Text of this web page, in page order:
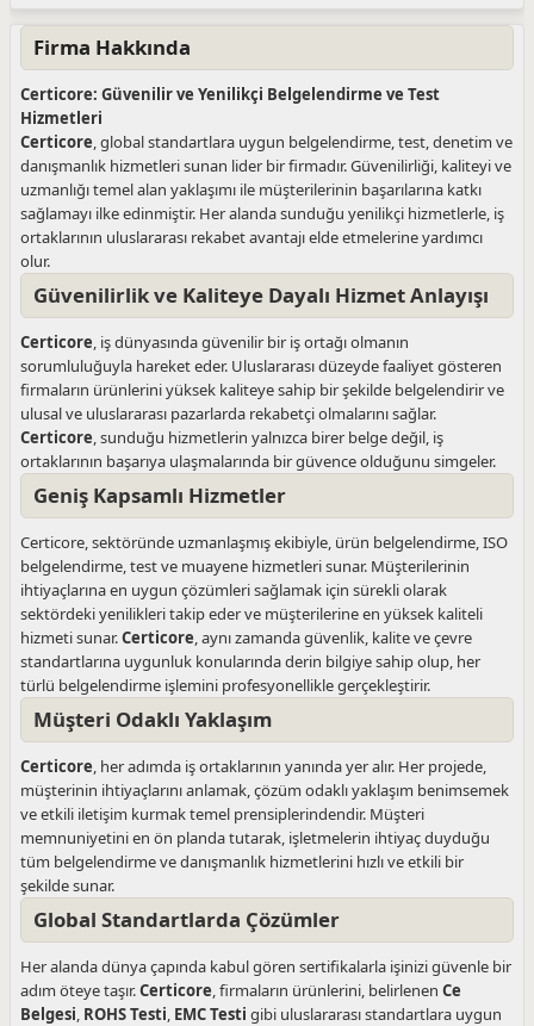
Firma Hakkında
Certicore: Güvenilir ve Yenilikçi Belgelendirme ve Test
Hizmetleri
Certicore, global standartlara uygun belgelendirme, test, denetim ve
danışmanlık hizmetleri sunan lider bir firmadır. Güvenilirliği, kaliteyi ve
uzmanlığı temel alan yaklaşımı ile müşterilerinin başarılarına katkı
sağlamayı ilke edinmiştir. Her alanda sunduğu yenilikçi hizmetlerle, iş
ortaklarının uluslararası rekabet avantajı elde etmelerine yardımcı
olur.
Güvenilirlik ve Kaliteye Dayalı Hizmet Anlayışı
Certicore, iş dünyasında güvenilir bir iş ortağı olmanın
sorumluluğuyla hareket eder. Uluslararası düzeyde faaliyet gösteren
firmaların ürünlerini yüksek kaliteye sahip bir şekilde belgelendirir ve
ulusal ve uluslararası pazarlarda rekabetçi olmalarını sağlar.
Certicore, sunduğu hizmetlerin yalnızca birer belge değil, iş
ortaklarının başarıya ulaşmalarında bir güvence olduğunu simgeler.
Geniş Kapsamlı Hizmetler
Certicore, sektöründe uzmanlaşmış ekibiyle, ürün belgelendirme, ISO
belgelendirme, test ve muayene hizmetleri sunar. Müşterilerinin
ihtiyaçlarına en uygun çözümleri sağlamak için sürekli olarak
sektördeki yenilikleri takip eder ve müşterilerine en yüksek kaliteli
hizmeti sunar.Certicore, aynı zamanda güvenlik, kalite ve çevre
standartlarına uygunluk konularında derin bilgiye sahip olup, her
türlü belgelendirme işlemini profesyonellikle gerçekleştirir.
Müşteri Odaklı Yaklaşım
Certicore, her adımda iş ortaklarının yanında yer alır. Her projede,
müşterinin ihtiyaçlarını anlamak, çözüm odaklı yaklaşım benimsemek
ve etkili iletişim kurmak temel prensiplerindendir. Müşteri
memnuniyetini en ön planda tutarak, işletmelerin ihtiyaç duyduğu
tüm belgelendirme ve danışmanlık hizmetlerini hızlı ve etkili bir
şekilde sunar.
Global Standartlarda Çözümler
Her alanda dünya çapında kabul gören sertifikalarla işinizi güvenle bir
adım öteye taşır.Certicore, firmaların ürünlerini, belirlenen Ce
Belgesi, ROHS Testi, EMC Testi gibi uluslararası standartlara uygun